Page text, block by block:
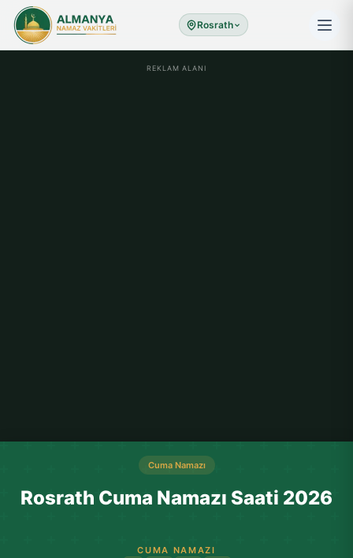
Rosrath
REKLAM ALANI
Cuma Namazı
Rosrath Cuma Namazı Saati 2026
CUMA NAMAZI